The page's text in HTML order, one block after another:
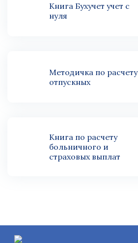
Книга Бухучет учет с
нуля
Методичка по расчету
отпускных
Книга по расчету
больничного и
страховых выплат